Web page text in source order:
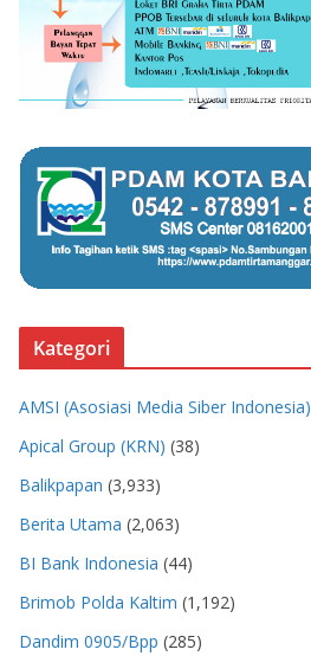
Kategori
AMSI (Asosiasi Media Siber Indonesia)
Apical Group (KRN) (38)
Balikpapan (3,933)
Berita Utama (2,063)
BI Bank Indonesia (44)
Brimob Polda Kaltim (1,192)
Dandim 0905/Bpp (285)